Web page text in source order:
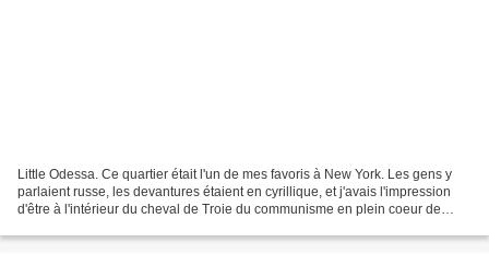
Little Odessa. Ce quartier était l'un de mes favoris à New York. Les gens y
parlaient russe, les devantures étaient en cyrillique, et j'avais l'impression
d'être à l'intérieur du cheval de Troie du communisme en plein coeur de